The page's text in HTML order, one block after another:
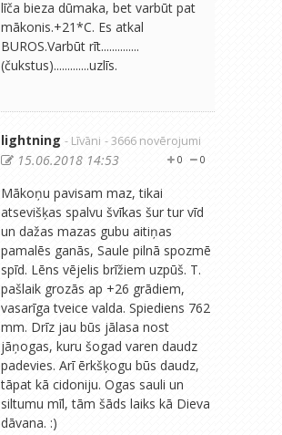
līča bieza dūmaka, bet varbūt pat
mākonis.+21*C. Es atkal
BUROS.Varbūt rīt..............
(čukstus).............uzlīs.
lightning - Līvāni - 3666 novērojumi
0
0
15.06.2018 14:53
Mākoņu pavisam maz, tikai
atsevišķas spalvu švīkas šur tur vīd
un dažas mazas gubu aitiņas
pamalēs ganās, Saule pilnā spozmē
spīd. Lēns vējelis brīžiem uzpūš. T.
pašlaik grozās ap +26 grādiem,
vasarīga tveice valda. Spiediens 762
mm. Drīz jau būs jālasa nost
jāņogas, kuru šogad varen daudz
padevies. Arī ērkšķogu būs daudz,
tāpat kā cidoniju. Ogas sauli un
siltumu mīl, tām šāds laiks kā Dieva
dāvana. :)